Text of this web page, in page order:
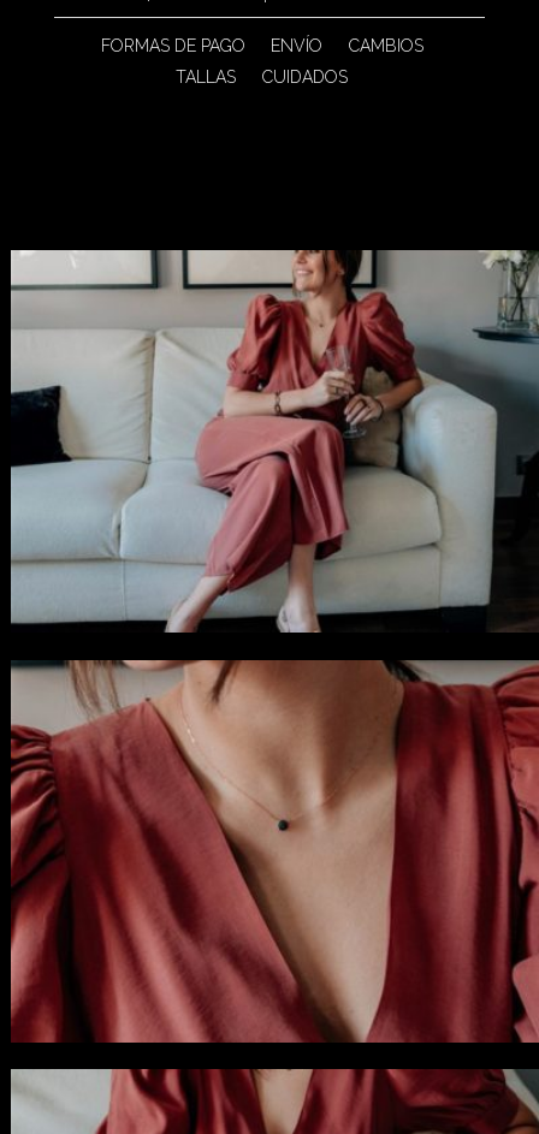
FORMAS DE PAGO ENVÍO
CAMBIOS
TALLAS
CUIDADOS